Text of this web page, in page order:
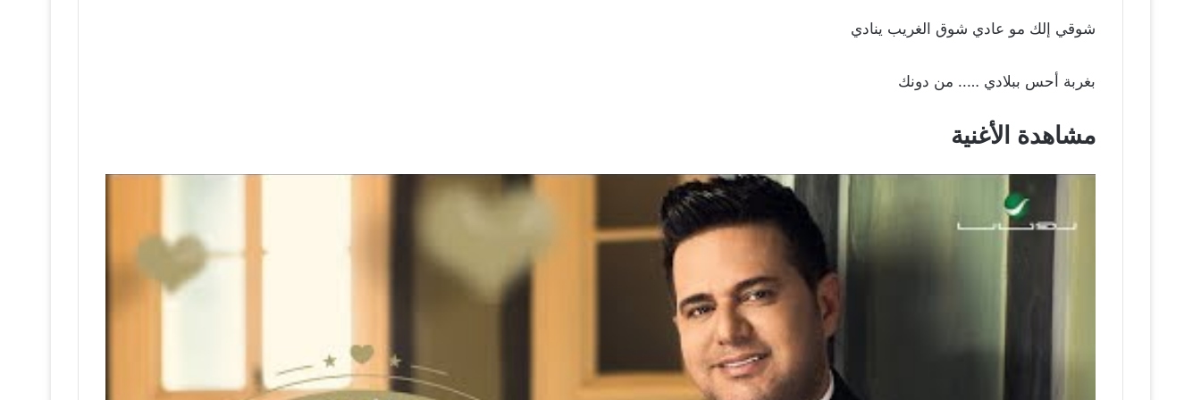
شوقي إلك مو عادي شوق الغريب ينادي
بغربة أحس ببلادي ….. من دونك
مشاهدة الأغنية